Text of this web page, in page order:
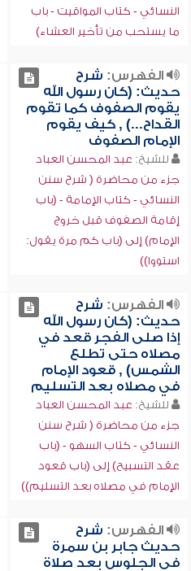
النسائي - كتاب المواقيت - باب
ما يستحب من تأخير العشاء)
الفهرس: شرح
حديث: (كان رسول الله
يقوم الصفوف كما تقوم
القداح...) , كيف يقوم
الإمام الصفوف
للشيخ: عبد المحسن العباد
جزء من محاضرة ( شرح سنن
النسائي - كتاب الإمامة - (باب
إقامة الصفوف قبل خروج
الإمام) إلى (باب كم مرة يقول:
استووا))
الفهرس: شرح
حديث: (كان رسول الله
إذا صلى الفجر قعد في
مصلاه حتى تطلع
الشمس) , قعود الإمام
في مصلاه بعد التسليم
للشيخ: عبد المحسن العباد
جزء من محاضرة ( شرح سنن
النسائي - كتاب السهو - (باب
عقد التسبيح) إلى (باب قعود
الإمام في مصلاه بعد التسليم))
الفهرس: شرح
حديث جابر بن سمرة
في الجلوس بعد صلاة